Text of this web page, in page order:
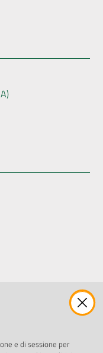
e di sessione per